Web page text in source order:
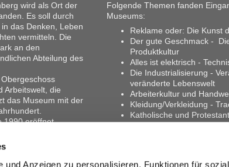
und Anzeigen zu personalisieren, Funktionen für
wird als Ort der
Es soll durch
das Denken, Leben
vermitteln. Die
an den
Abteilung des
Arbeitswelt, die
das Museum mit der
1990 eröffnet.
stark geprägt sind,
die
entstanden sind,
Folgende Themen fanden
Museums:
Reklame oder: Die Kunst
Der gute Geschmack -
Produktkultur
Alles ist elektrisch -
Die Industrialisierung -
veränderte Lebenswelt
Arbeiterkultur und
Kleidung/Verkleidung -
Katholische und
Populäre Bilderwelt im